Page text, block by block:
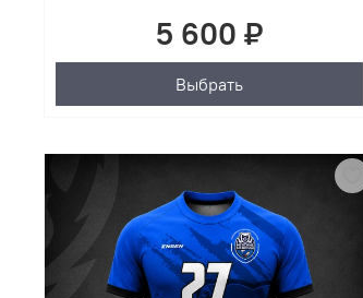
5 600 ₽
Выбрать